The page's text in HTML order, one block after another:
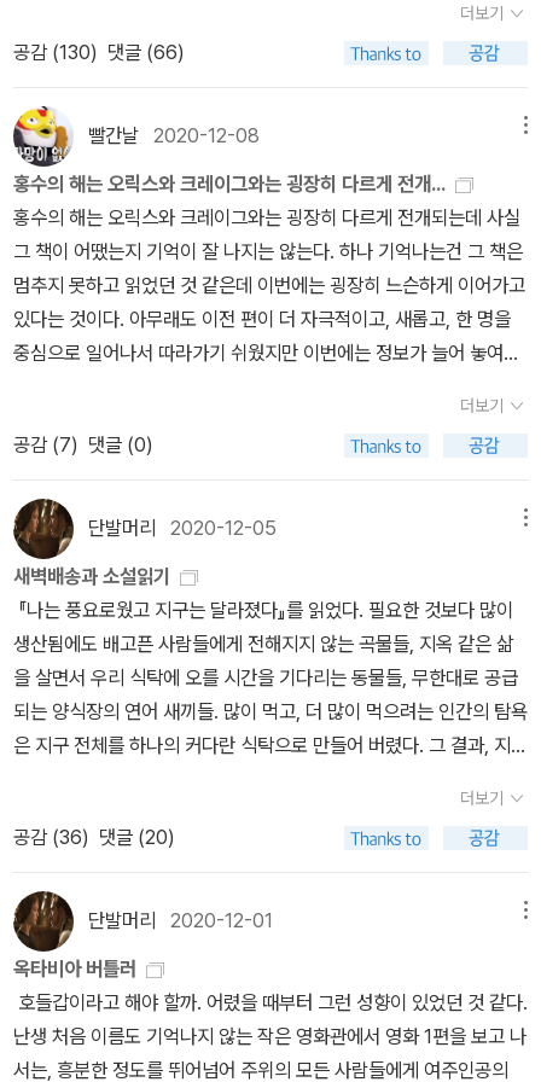
었다. 이렇게 깊은 사유와 폭넓은 이해가 가능하구나. 『젠더 트러블』
을 읽었을 때의 비슷한 경험(feat. 공쟝쟝님)이 떠오른다. ‘아는 만큼
보인다’의 진실. 한편 당시 나는 이미 독일어와 영어로 된 복잡한 글들
을 읽을 수 있었던 모양이다. 다들 내 능력이 놀랍다고 말했다. 저런,
나에게는 세상에서 가장 평범한 일들 중 하나였다. 그러나 주변을 둘
러보면 확실히 나는 언어를 쉽게 배우는 편이었다. 프랑스어는 식은
죽 먹기였고, 이탈리아어는 비록 억양이 틀리기는 해도 읽을 수 있고
제2의 모국어와 다름없이 구사했다. 카탈루냐어와 카스티야어는 물
론 『갈리아 전기』 수준의 라틴어도 막힘이 없었다. 러시아어나 아람
말했다. 이미 아는 언어만으로도 충분해. 인생에서 다른 것들도 해야
지 언제까지 앵무새처럼 언어만 배울 거니. (225쪽) 외국어 공부를
제 외국어 공부를 그만하라는 어머니의 꾸중. 마침 옆에는 외국어 달
인인 알라딘 이웃 3이 예전에 읽었던 빌 브라이슨의 책이 있어서 살
짝 펼쳐만 본다. 영어에 대한 미움을 지울 시간인가. 3. 젠더 트러블 /
소설의 정치사 읽고 싶은 책 『소설의 정치사』를 읽으면 읽고 있는 책
『젠더 트러블』을 마칠 수 없을 것 같아, 8월의 도서 시작이 자꾸 밀리
고 있다. 8월도 벌써 한 주가 다 지나갔다고 한다. 4. 잃어버린 시간
의 연대기세상에서 제일 무서운 사람은 책 한 권 읽은 사람이라는 농
담이 회자되는 요즘, 윤짜장의 1일 1망언이 지속되는 요즘, 지젝의 책
다. 이 책도 저번 책 『팬데믹 패닉』처럼 쉬운 책이구나 싶은 마음에,
지젝의 책을 2권 읽는 사람이 되어보려고 하는데, 대출 중이다. 기다
리라. 코로나로 인해 새로운 세상이 열리고 있다. 사람들은 어떻게든
새로운 세상에 적응하기 위해 노력하고 있고, 어떤 식으로든 결국에
는 적응하게 될 것이다. 어제 아침에는 확진자가 머물던 자리에서 마
스크를 쓴 채로 20여 분 동안 머물던 사람들이 확진 판정을 받았다는
뉴스를 보았다. 아, 마스크를 쓴 채로. 상황이 나아질 거라는 기대가
점점 희미해져 간다. 저번 주일에는 교회 오빠들의 영상통화가 있었
줄까봐. 그렇게 되면 나의 징크스는 당신의 징크스가 될까봐. 누군가
나의 징크스에 끼어드는 순간 폐가 되는 것이 나는 두렵다. 그리고 이
징크스와, 강박이, 불안으로부터 오는 것이라니. 나는 내 불안을 알고
그러므로 이것을 어떻게는 내 식으로 알고 견뎌내고 혹은 극복하고
싶다. 그렇게 몇 번이나 책을 읽어보려고 하지만 어제 같은 경우도 졸
음이 찾아왔다.그러니까 위의 사진이 어제 내가 잠들기 전 침대 위 풍
경이다. 저 책들을 다 읽겠다고, 일요일 밤이니까, 낮잠도 잤으니까,
그렇다면 나는 밤을 새며 이 책들을 읽겠다! 하고 다 꺼내온 것이다.
나여.. 밥통.. 그러나 현실은 아니 에르노의 책을 몇 장 읽지도 못하고
졸음이 찾아와서.. 열시 무렵 자버렸다는 것. 아, 저 책들은 오늘 아침
에도 저 자리에 그대로 있었다. 책들아, 미안.. 내가 꼭 읽어줄게. 흑
훌쩍 자라서는, 아아, 낯가림이 심해졌다 ㅠㅠ 엄마와 나를 보고는 통
곡을 하는데.. 흑흑 아가야, 나 이주전에도 봤잖아, 왜... 왜.... ㅜㅜ 그
렇게 어느 정도 시간이 지나 더이상 우리를 보고 울지 않았고, 그래서
이제 올케에게 편하게 밥을 먹으라고, 편하게 잠을 자라고, 우리가 봐
주겠다고 하고 아가를 보는데, 아가는 어느 정도 잘 놀다가 갑자기 내
얼굴을 보고 나랑 눈을 맞추더니 또 울기 시작했다. 아가야... ㅠㅠ 제
아빠와 제엄마가 옆에 있을 때에만 고모를 보고 웃어주는거니? 흑흑
ㅜㅜ저녁 무렵에는 아가를 데리고 산책을 나섰다. 아가에게 바깥 공
기를 마실 수 있게 해줄 수 있어 너무 좋았다. 남동생이 사는 아파트
단지 바로 뒤에 산이 있어서 초록초록한 나무들을 집을 나서자마자
볼 수 있었는데, 그래 아가야 이렇게 바깥 바람을 쐬렴, 하면서 유모차
를 밀어주었고, 얼마 안가 짜증을 내길래 남동생이 아기띠를 하고 안
는데, 아, 너무 예뻤다. 가만 있어봐, 멈춰봐, 나 이거 남기고 싶어, 하
고 나는 사진을 찍었다.아 너무 예쁘지 않나요, 여러분... 흑흑. 요즘
저렇게 꽉 쥐고 꼬집기도 하는데, 나도 내 팔을 내어주니 꽉 쥐면서 꼬
집더라. 아팠지만 너무 좋았어서, 그래그래 더 꼬집으렴, 했다. 저렇게
무언가 꽉 쥐는 저 생명력을 너무 사랑한다.아가가 낯가림을 해서 서
운한가, 라고 집에 돌아와 곰곰 생각했는데, 아가가 잘 놀다가 갑자기
그래서 그런지 이 책에 실린 서평들은 대부분이 호평이다. 그중에서
도 주제 사라마구를 향한 애정 넘치는 글은 단연 인상적이다. 나는 사
었을 때의 충격은 아직도 생생하다. 그러나 그 작품은 처음부터 읽기
수월하지는 않았다. 독특한 문체도 그렇지만 그 끔찍한 상황이 주는
무시무시한 공포가 책장을 쉬이 넘기지 못하게 했다. 르 귄도 《눈먼
자들의 도시》로 처음 사라마구를 접했을 때 이와 비슷한 느낌을 받았
다. 그래서 이 책을 더 읽지 못하고 일단 사라마구의 다른 작품들을 읽
기 시작한다. 그리고 르 귄은 사라마구에게 완전히 반한다. 르 귄은
사라마구를 일컬어 ‘그는 나와 같은 세대의 소설가 중에서 내가 몰랐
던 것, 아니 어쩌면 내가 아는 줄 몰랐던 것들을 말해주는 유일한 소설
히 희귀한 뭔가를 전달’하며 ‘환상을 깨뜨리면서도 애정과 경탄을 허
용하고 맑은 시선으로 용서’한다. 르 귄이 보기에 사라마구는 ‘그 정신
과 유머 면에서 최초의 위대한 유럽 소설가 세르반테스와 가장 가까
운 작가’인지도 모른다. 《수도원의 비망록》, 《히카르두 헤이스가 죽
은 해》, 《동굴》, 《코끼리 여행》 등등 내가 아직 읽지 않은 사라마구의
모든 작품이 읽고 싶어진다. 특히 르 귄은 《코끼리 여행》을 일컬어
‘사라마구의 가장 완벽한 예술 작품’일 것이라고 극찬한다. ‘모차르트
의 아리아나 민요처럼 순수하고 진실하며 불멸할 작품’이라고 찬사를
아끼지 않는다. ‘사라마구는 심금을 울리는 품위와 재치를 담아, 그리
고 자기 작품을 완전히 제어하는 위대한 예술가답게 단순하게 글을
누구인들 주제 사라마구를 읽고 싶어지지 않겠는가. 마거릿 애트우
드에 대한 강력한 지지를 밝히는 글들도 흥미롭다. 이 책에서 르 귄은
사라마구만큼이나 애트우드의 작품을 여러 번 말한다. 《도덕적 혼란》
을 언급할 때는 ‘이 책은 하나의 건축물이고, 하나의 인생담이긴 하지
만 삽화적’이라 말하며 ‘이 모든 단편의 공통점은 투명한 시선과 훌륭
한 지력, 그리고 완벽한 나머지 번쩍일 때를 제외하면 아예 눈에 보이
지도 않는 언어 구사력’을 극찬한다. 《도덕적 혼란》의 첫 번째 단편인
더보기
공감 (130) 댓글 (66)
빨간날 2020-12-08
홍수의 해는 오릭스와 크레이그와는 굉장히 다르게 전개...
홍수의 해는 오릭스와 크레이그와는 굉장히 다르게 전개되는데 사실
그 책이 어땠는지 기억이 잘 나지는 않는다. 하나 기억나는건 그 책은
멈추지 못하고 읽었던 것 같은데 이번에는 굉장히 느슨하게 이어가고
있다는 것이다. 아무래도 이전 편이 더 자극적이고, 새롭고, 한 명을
중심으로 일어나서 따라가기 쉬웠지만 이번에는 정보가 늘어 놓여있
는다. 이전 권을 반년 전에 읽은터라 실은 개인적인 상황의 차이일 수
도 있다. 이전 권이 원하는게 상상력의 한계를 시험해보는 것이었다
면 홍수의 해는 이미 이전 권에 등장한 절정 부분을 빼고 전후를 오가
면서 극단적(이라는 말이 맞나? 현재의 환경이 더 극단적인거 같아
서) 환경론자 커뮤니티를 중심으로 전개되기 때문에 좀더 익숙하고
이야기라기 보다는 설명인 느낌이다. 대신 영적이고 통찰을 담은 구
절들이 나온다. 나는 지혜를 의미하는 뱀을 좋아하기는 하지만 그 상
징성에 대해 깊이 생각해본 적은 없는데 이렇게 볼 수도 있다는게 신
기했다. 우리가 이성을 가져서, 이러쿵 저러쿵 해서 음식을 쌓고, 재산
을 쌓고, 지식을 쌓아놓고도 결국 가고자 하는 곳이 어딘지 모르는 채
로 살기 위해서 제 몸 가눌줄도 모른채 태어나는 존재들이라면, 그리
고 나서 결국 소박한 삶, 작은것의 행복을 찾는다고 말하는 건 너무나
도 멀리 돌아가는 것이 아닌가.
제 중에서“우리에게는 믿음과 신념인 것이 다른 동물에게는 타고난
지식입니다. 신의 진정한 마음을 충분히 알 수 있는 사람은 한 명도 없
습니다. 인간의 이성은 우리를 감싸고 있는 신의 광대함에 비해 작고
도 작아 천사의 머리 꼭대기에서 춤추는 핀과도 같습니다.” - 414쪽
신이 동물에게 주셨네신이 동물에게 주셨네.인간의 볼 수 있는 능력
을 뛰어넘는 지혜를.각자 어떻게 살아야 할지 날 때부터 아네.인간은
더보기
공감 (7) 댓글 (0)
단발머리 2020-12-05
새벽배송과 소설읽기
『나는 풍요로웠고 지구는 달라졌다』를 읽었다. 필요한 것보다 많이
생산됨에도 배고픈 사람들에게 전해지지 않는 곡물들, 지옥 같은 삶
을 살면서 우리 식탁에 오를 시간을 기다리는 동물들, 무한대로 공급
되는 양식장의 연어 새끼들. 많이 먹고, 더 많이 먹으려는 인간의 탐욕
은 지구 전체를 하나의 커다란 식탁으로 만들어 버렸다. 그 결과, 지구
의 상승은 기후 위기를 불러온다. 몇 년 만의 가뭄, 몇 년 만의 폭우,
몇 년 만의 태풍은 이제 매년 찾아올 듯하다. 암울한 지구의 배앓이를
멈추는 방법에 대해 생각한다. 저자는 희망을 품으라고 말한다. 더 많
은 사람의 관심과 즉각적이고도 강력한 초국가적 대응이 요구되지만,
가능할까. 희망을 품어도 될까 두려워진다. 대부분의 가정과 아파트
에서 가장 많은 에너지가 사용되는 것은 전기 온수 장치다. 물을 데우
려면 가정에서 사용하는 전체 전력의 절반 정도가 필요하다…. 넓은
공간을 따뜻하게 덥히거나 시원하게 만드는 히터와 에어컨 등 냉난방
더보기
공감 (36) 댓글 (20)
단발머리 2020-12-01
옥타비아 버틀러
호들갑이라고 해야 할까. 어렸을 때부터 그런 성향이 있었던 것 같다.
난생 처음 이름도 기억나지 않는 작은 영화관에서 영화 1편을 보고 나
서는, 흥분한 정도를 뛰어넘어 주위의 모든 사람들에게 여주인공의